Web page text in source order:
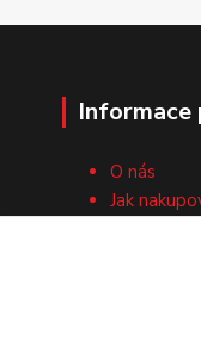
Informace
O nás
Jak